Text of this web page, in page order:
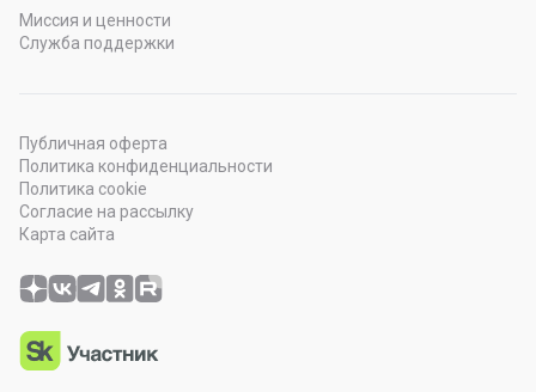
Миссия и ценности
Служба поддержки
Публичная оферта
Политика конфиденциальности
Политика cookie
Согласие на рассылку
Карта сайта